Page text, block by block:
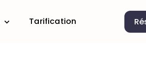
Tarification